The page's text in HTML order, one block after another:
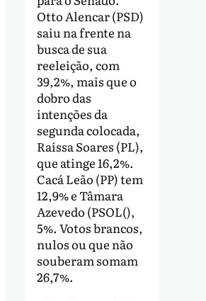
Otto Alencar (PSD)
saiu na frente na
busca de sua
reeleição, com
39,2%, mais que o
dobro das
intenções da
segunda colocada,
Raíssa Soares (PL),
que atinge 16,2%.
Cacá Leão (PP) tem
12,9% e Tâmara
Azevedo (PSOL(),
5%. Votos brancos,
nulos ou que não
souberam somam
26,7%.